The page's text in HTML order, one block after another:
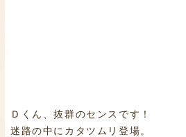
Ｄくん、抜群のセンスです！
迷路の中にカタツムリ登場。